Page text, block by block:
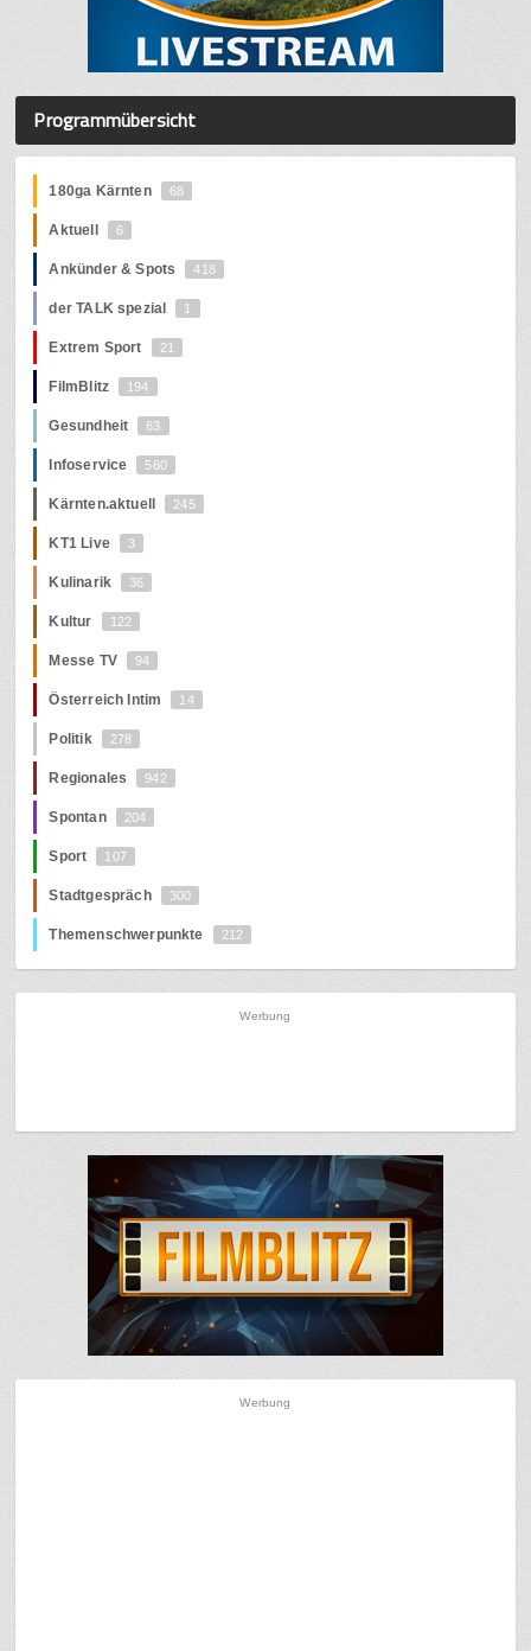
Programmübersicht
180ga Kärnten 68
Aktuell 6
Ankünder & Spots 418
der TALK spezial 1
Extrem Sport 21
FilmBlitz 194
Gesundheit 63
Infoservice 560
Kärnten.aktuell 245
KT1 Live 3
Kulinarik 36
Kultur 122
Messe TV 94
Österreich Intim 14
Politik 278
Regionales 942
Spontan 204
Sport 107
Stadtgespräch 300
Themenschwerpunkte 212
Werbung
Werbung